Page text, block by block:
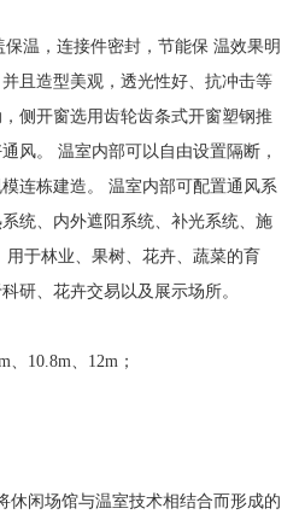
温，连接件密封，节能保 温效果明
且造型美观，透光性好、抗冲击等
侧开窗选用齿轮齿条式开窗塑钢推
风。 温室内部可以自由设置隔断，
连栋建造。 温室内部可配置通风系
统、内外遮阳系统、补光系统、施
用于林业、果树、花卉、蔬菜的育
研、花卉交易以及展示场所。
10.8m、12m；
休闲场馆与温室技术相结合而形成的